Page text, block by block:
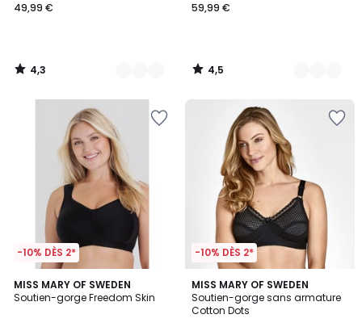
49,99 €
4,3
/
59,99 €
4,5
/
-10% DÈS 2*
MISS MARY OF SWEDEN
Soutien-gorge Freedom Skin
4,5
/ 5
2
Couleurs
-10% DÈS 2*
MISS MARY OF SWEDEN
Soutien-gorge sans armature
Cotton Dots
4,4
/ 5
3
Couleurs